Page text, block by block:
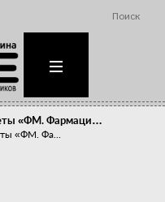
Поиск
«ФМ. Фармаци…
«ФМ. Фа...